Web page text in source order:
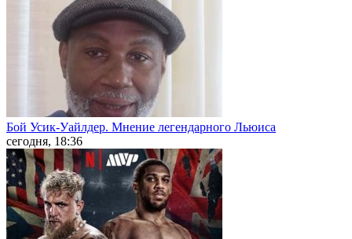
Бой Усик-Уайлдер. Мнение легендарного Льюиса
сегодня, 18:36